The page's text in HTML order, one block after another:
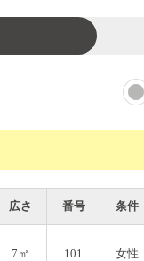
ーのテイストが好
楽しみつつ、自分
いた暮らしをした
宿る。そんな暮
広さ 番号 条件
7㎡ 101 女性